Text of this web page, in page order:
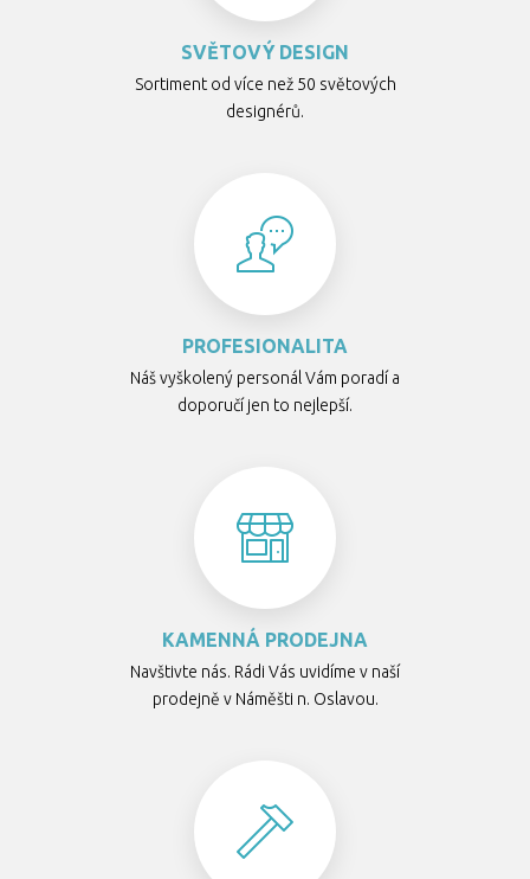
SVĚTOVÝ DESIGN
Sortiment od více než 50 světových
designérů.
PROFESIONALITA
Náš vyškolený personál Vám poradí a
doporučí jen to nejlepší.
KAMENNÁ PRODEJNA
Navštivte nás. Rádi Vás uvidíme v naší
prodejně v Náměšti n. Oslavou.